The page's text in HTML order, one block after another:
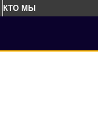
КТО МЫ